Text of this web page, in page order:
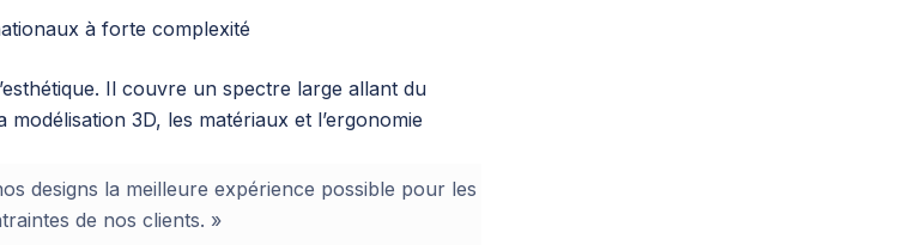
à forte complexité
Il couvre un spectre large allant du
3D, les matériaux et l’ergonomie
designs la meilleure expérience possible pour les
de nos clients. »